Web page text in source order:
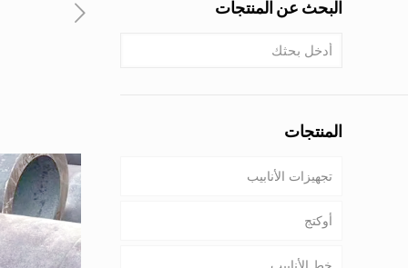
البحث عن المنتجات
المنتجات
تجهيزات الأنابيب
أوكتج